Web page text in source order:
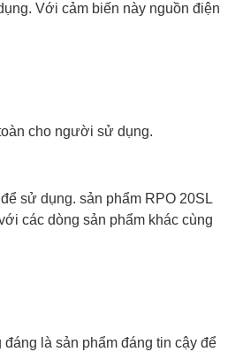
Với cảm biến này nguồn điện
cho người sử dụng.
sử dụng. sản phẩm RPO 20SL
các dòng sản phẩm khác cùng
là sản phẩm đáng tin cậy để